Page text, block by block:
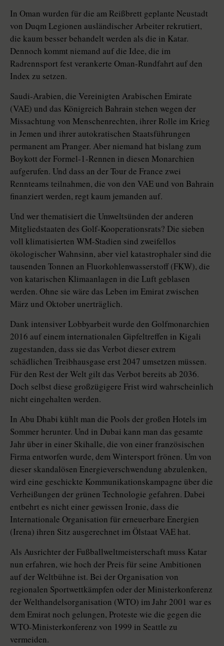
In Oman wurden für die am Reißbrett geplante Neustadt
von Duqm Legionen ausländischer Arbeiter rekrutiert,
die kaum besser behandelt werden als die in Katar.
Dennoch kommt niemand auf die Idee, die im
Radrennsport fest verankerte Oman-Rundfahrt auf den
Index zu setzen.
Saudi-Arabien, die Vereinigten Arabischen Emirate
(VAE) und das Königreich Bahrain stehen wegen der
Missachtung von Menschenrechten, ihrer Rolle im Krieg
in Jemen und ihrer autokratischen Staatsführungen
permanent am Pranger. Aber niemand hat bislang zum
Boykott der Formel-1-Rennen in diesen Monarchien
aufgerufen. Und dass an der Tour de France zwei
Rennteams teilnahmen, die von den VAE und von Bahrain
finanziert werden, regt kaum jemanden auf.
Und wer thematisiert die Umweltsünden der anderen
Mitgliedstaaten des Golf-Kooperationsrats? Die sieben
voll klimatisierten WM-Stadien sind zweifellos
ökologischer Wahnsinn, aber viel katastrophaler sind die
tausenden Tonnen an Fluorkohlenwasserstoff (FKW), die
von katarischen Klimaanlagen in die Luft geblasen
werden. Ohne sie wäre das Leben im Emirat zwischen
März und Oktober unerträglich.
Dank intensiver Lobbyarbeit wurde den Golfmonarchien
2016 auf einem internationalen Gipfeltreffen in Kigali
zugestanden, dass sie das Verbot dieser extrem
schädlichen Treibhausgase erst 2047 umsetzen müssen.
Für den Rest der Welt gilt das Verbot bereits ab 2036.
Doch selbst diese großzügigere Frist wird wahrscheinlich
nicht eingehalten werden.
In Abu Dhabi kühlt man die Pools der großen Hotels im
Sommer herunter. Und in Dubai kann man das gesamte
Jahr über in einer Skihalle, die von einer französischen
Firma entworfen wurde, dem Wintersport frönen. Um von
dieser skandalösen Energieverschwendung abzulenken,
wird eine geschickte Kommunikationskampagne über die
Verheißungen der grünen Technologie gefahren. Dabei
entbehrt es nicht einer gewissen Ironie, dass die
Internationale Organisation für erneuerbare Energien
(Irena) ihren Sitz ausgerechnet im Ölstaat VAE hat.
Als Ausrichter der Fußballweltmeisterschaft muss Katar
nun erfahren, wie hoch der Preis für seine Ambitionen
auf der Weltbühne ist. Bei der Organisation von
regionalen Sportwettkämpfen oder der Ministerkonferenz
der Welthandelsorganisation (WTO) im Jahr 2001 war es
dem Emirat noch gelungen, Proteste wie die gegen die
WTO-Ministerkonferenz von 1999 in Seattle zu
vermeiden.